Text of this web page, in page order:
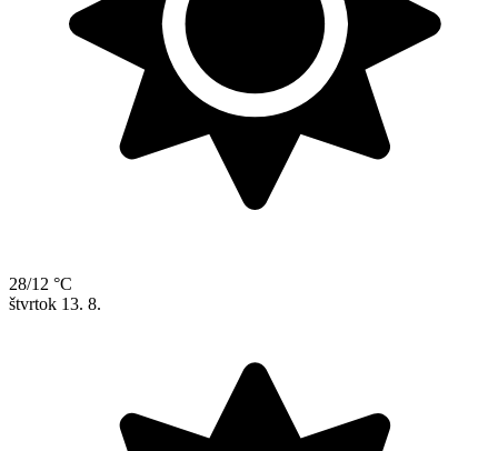
28/12 °C
štvrtok 13. 8.